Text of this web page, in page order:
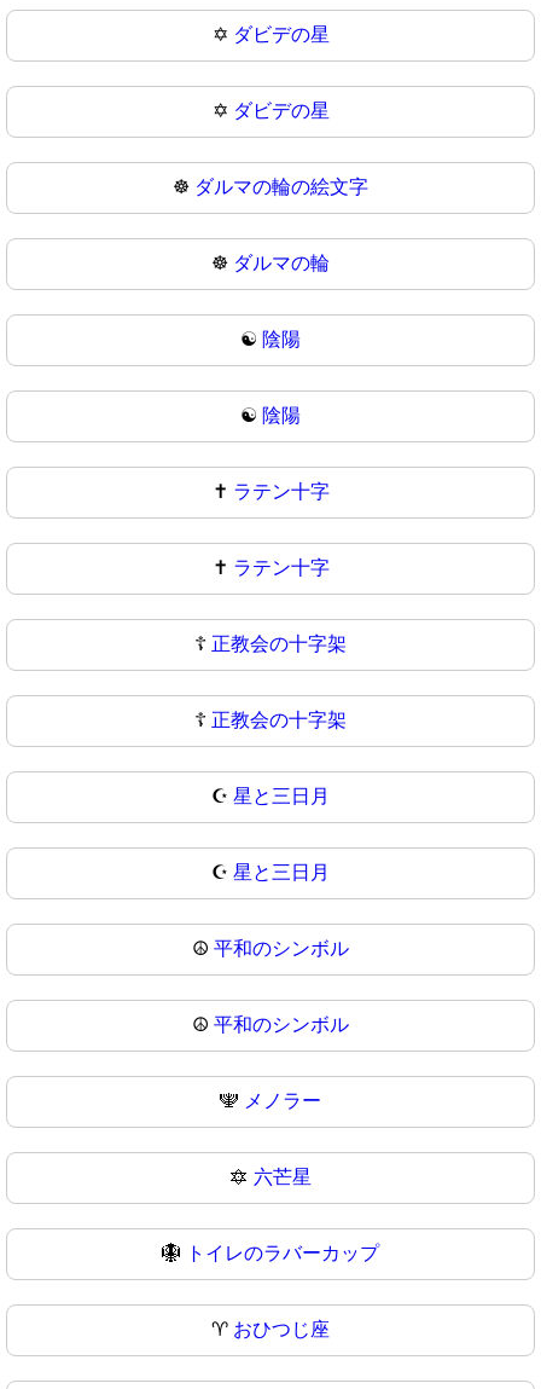
✡️ ダビデの星
✡ ダビデの星
☸️ ダルマの輪の絵文字
☸ ダルマの輪
☯️ 陰陽
☯ 陰陽
✝️ ラテン十字
✝ ラテン十字
☦️ 正教会の十字架
☦ 正教会の十字架
☪️ 星と三日月
☪ 星と三日月
☮️ 平和のシンボル
☮ 平和のシンボル
🕎 メノラー
🔯 六芒星
🪯 トイレのラバーカップ
♈ おひつじ座